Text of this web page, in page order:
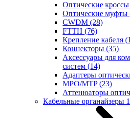
Оптические кроссы
Оптические муфты
CWDM (28)
FTTH (76)
Крепление кабеля
Коннекторы (35)
Аксессуары для
систем (14)
Адаптеры
MPO/MTP(23)
Аттенюаторы
Кабельные органайзеры